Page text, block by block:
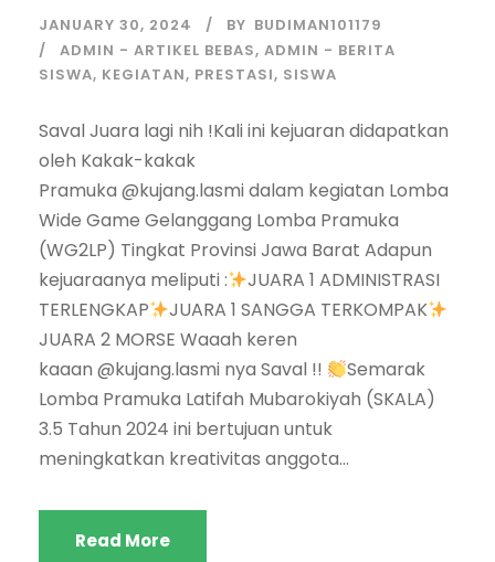
JANUARY 30, 2024 BY BUDIMAN101179
ADMIN - ARTIKEL BEBAS, ADMIN - BERITA
SISWA, KEGIATAN, PRESTASI, SISWA
Saval Juara lagi nih !Kali ini kejuaran didapatkan
oleh Kakak-kakak
Pramuka @kujang.lasmi dalam kegiatan Lomba
Wide Game Gelanggang Lomba Pramuka
(WG2LP) Tingkat Provinsi Jawa Barat Adapun
kejuaraanya meliputi :
JUARA 1 ADMINISTRASI
TERLENGKAP
JUARA 1 SANGGA TERKOMPAK
JUARA 2 MORSE Waaah keren
kaaan @kujang.lasmi nya Saval !!
Semarak
Lomba Pramuka Latifah Mubarokiyah (SKALA)
3.5 Tahun 2024 ini bertujuan untuk
meningkatkan kreativitas anggota...
Read More